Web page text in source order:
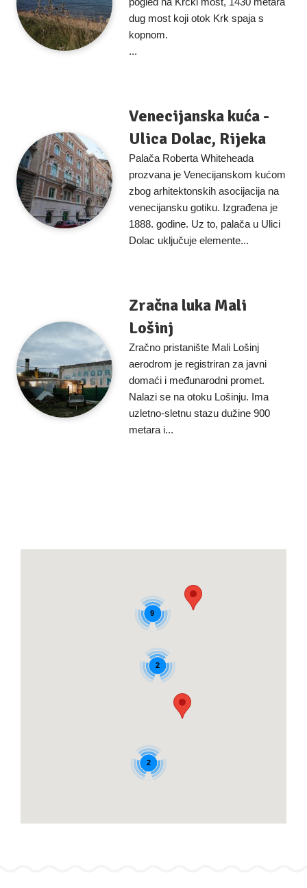
dug most koji otok Krk spaja s
kopnom.
...
Venecijanska kuća -
Ulica Dolac, Rijeka
Palača Roberta Whiteheada
prozvana je Venecijanskom kućom
zbog arhitektonskih asocijacija na
venecijansku gotiku. Izgrađena je
1888. godine. Uz to, palača u Ulici
Dolac uključuje elemente...
Zračna luka Mali
Lošinj
Zračno pristanište Mali Lošinj
aerodrom je registriran za javni
domaći i međunarodni promet.
Nalazi se na otoku Lošinju. Ima
uzletno-sletnu stazu dužine 900
metara i...
9
2
2